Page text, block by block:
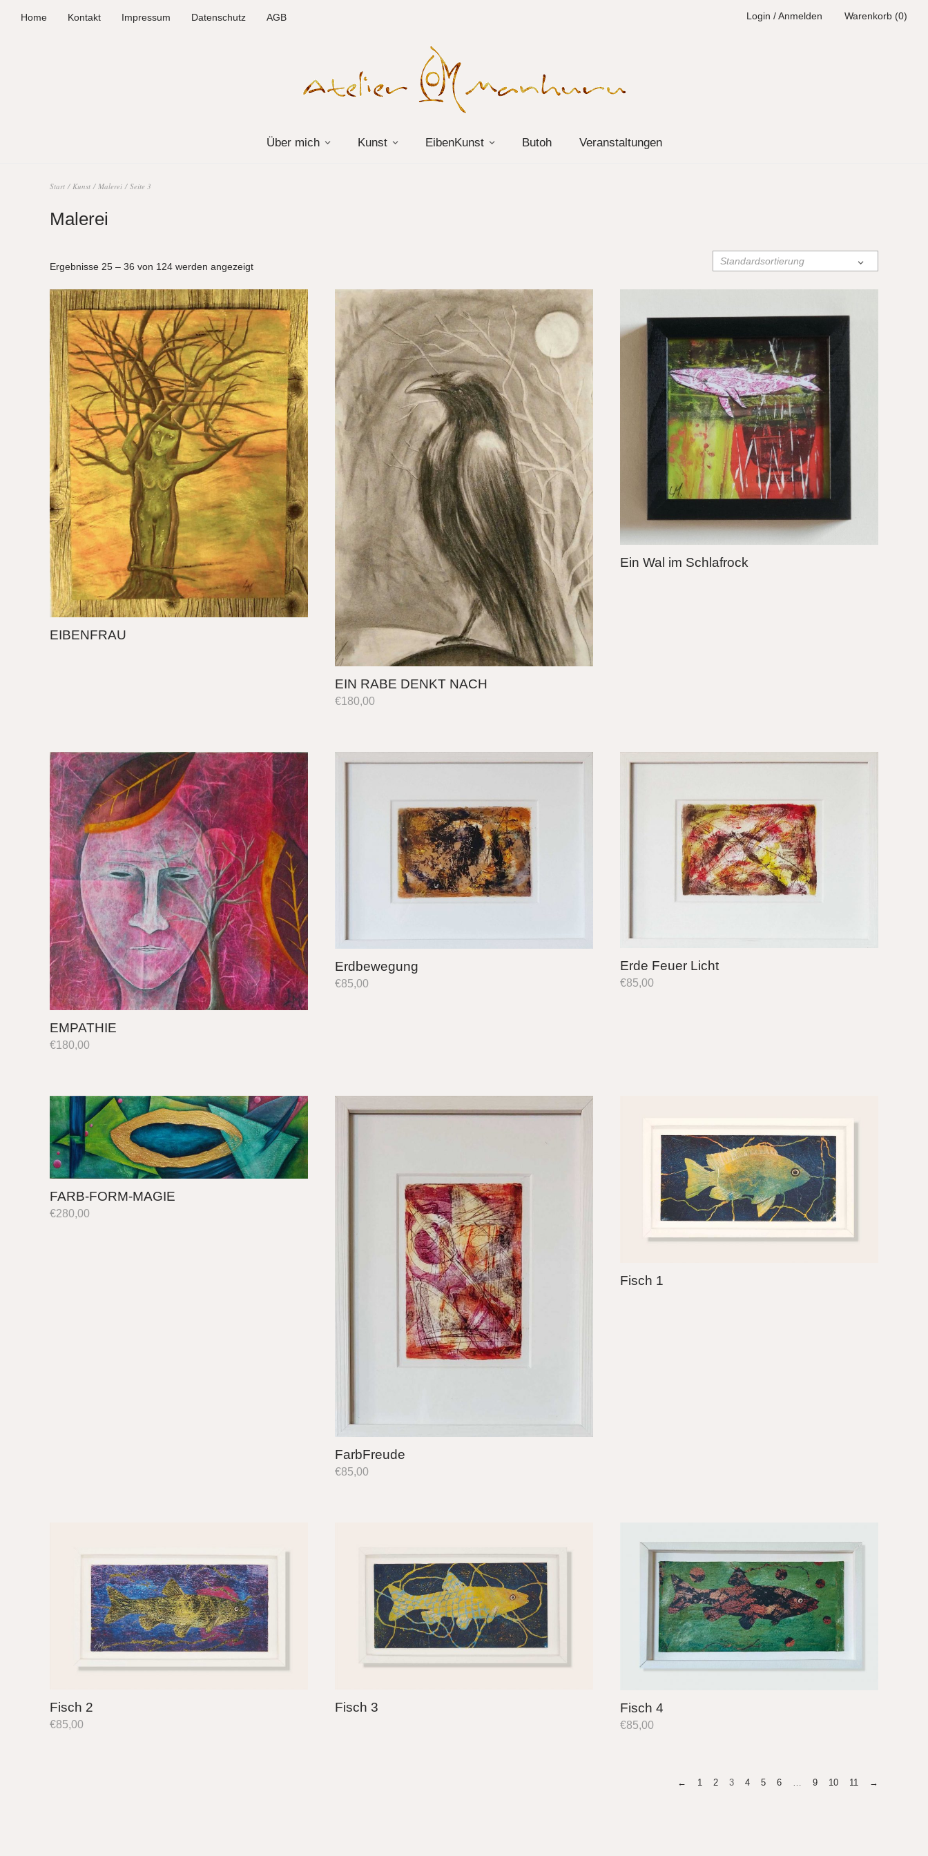
Home Kontakt Impressum Datenschutz AGB Login / Anmelden Warenkorb (0)
Über mich Kunst EibenKunst Butoh Veranstaltungen
Start / Kunst / Malerei / Seite 3
Malerei
Ergebnisse 25 – 36 von 124 werden angezeigt
EIBENFRAU
EIN RABE DENKT NACH
€180,00
Ein Wal im Schlafrock
EMPATHIE
€180,00
Erdbewegung
€85,00
Erde Feuer Licht
€85,00
FARB-FORM-MAGIE
€280,00
FarbFreude
€85,00
Fisch 1
Fisch 2
€85,00
Fisch 3 Fisch 4
€85,00
← 1 2 3 4 5 6 9 10 11 →